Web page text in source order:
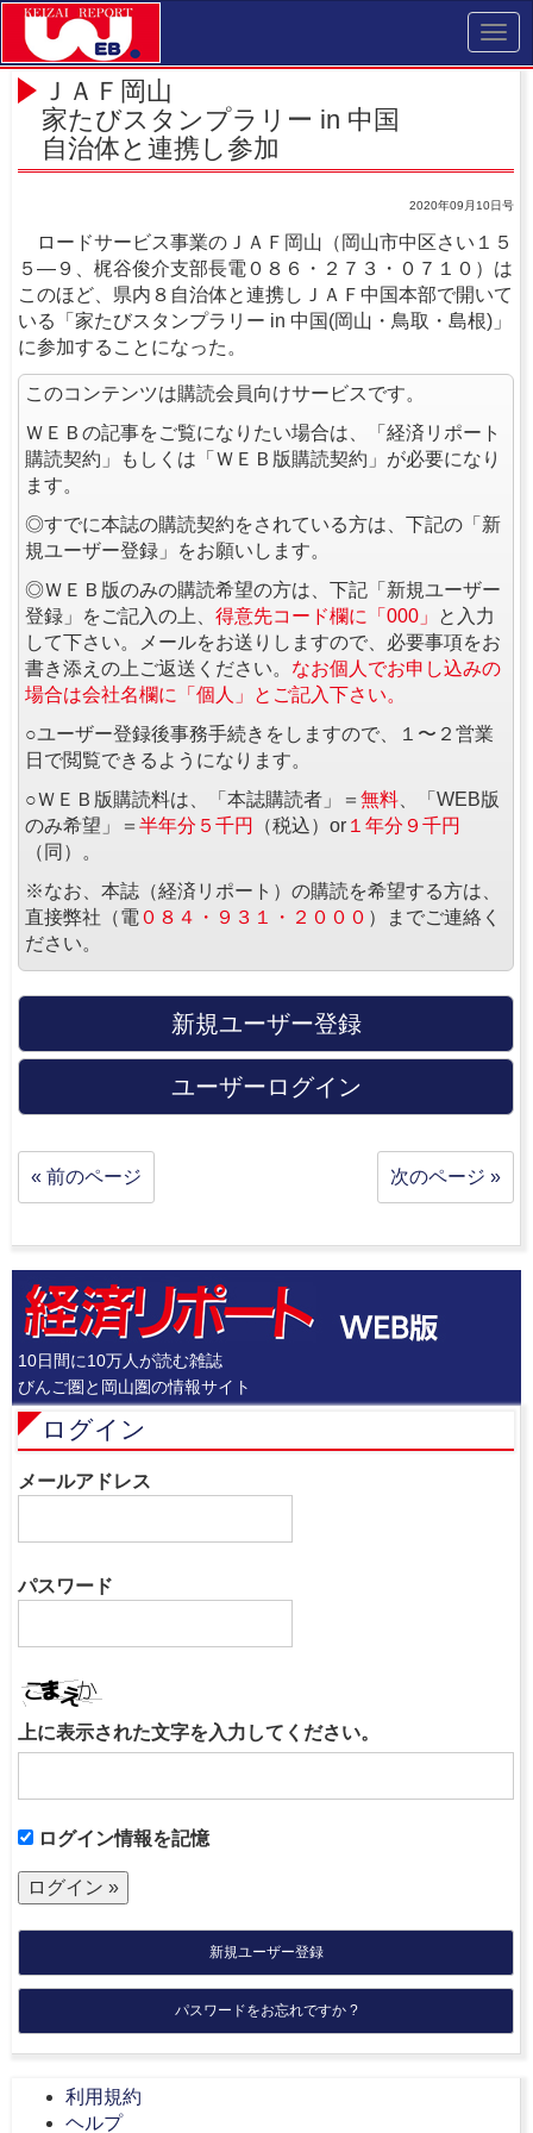
ＪＡＦ岡山
家たびスタンプラリー in 中国
自治体と連携し参加
2020年09月10日号
ロードサービス事業のＪＡＦ岡山（岡山市中区さい１５
５―９、梶谷俊介支部長電０８６・２７３・０７１０）は
このほど、県内８自治体と連携しＪＡＦ中国本部で開いて
いる「家たびスタンプラリー in 中国(岡山・鳥取・島根)」
に参加することになった。
このコンテンツは購読会員向けサービスです。
ＷＥＢの記事をご覧になりたい場合は、「経済リポート
購読契約」もしくは「ＷＥＢ版購読契約」が必要になり
ます。
◎すでに本誌の購読契約をされている方は、下記の「新
規ユーザー登録」をお願いします。
◎ＷＥＢ版のみの購読希望の方は、下記「新規ユーザー
登録」をご記入の上、 得意先コード欄に「000」
と入力
して下さい。メールをお送りしますので、必要事項をお
書き添えの上ご返送ください。 なお個人でお申し込みの
場合は会社名欄に「個人」とご記入下さい。
○ユーザー登録後事務手続きをしますので、１〜２営業
日で閲覧できるようになります。
○ＷＥＢ版購読料は、「本誌購読者」＝ 無料 、「WEB版
のみ希望」＝ 半年分５千円 （税込）or １年分９千円
（同）。
※なお、本誌（経済リポート）の購読を希望する方は、
直接弊社（電 ０８４・９３１・２０００ ）までご連絡く
ださい。
新規ユーザー登録
ユーザーログイン
« 前のページ 次のページ »
10日間に10万人が読む雑誌
びんご圏と岡山圏の情報サイト
ログイン
メールアドレス
パスワード
上に表示された文字を入力してください。
ログイン情報を記憶
新規ユーザー登録
パスワードをお忘れですか ?
利用規約
ヘルプ